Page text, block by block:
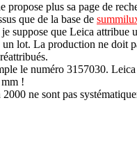
propose plus sa page de
que de la base de
suppose que Leica attribue
lot. La production ne doit
le numéro 3157030.
!
ne sont pas